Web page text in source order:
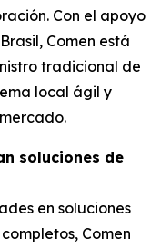
Con el apoyo
Comen está
tradicional de
local ágil y
soluciones de
en soluciones
Comen